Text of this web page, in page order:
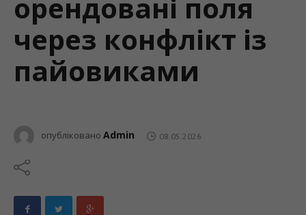
орендовані поля
через конфлікт із
пайовиками
опубліковано Admin 08.05.2026